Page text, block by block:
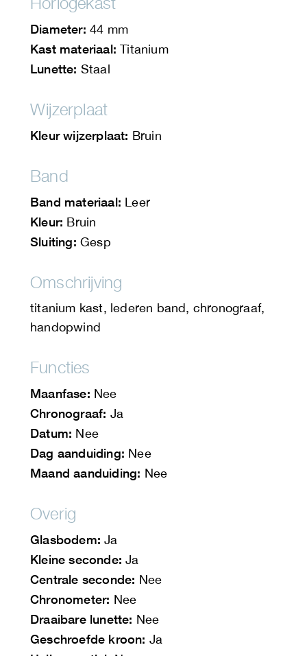
Diameter: 44 mm
Kast materiaal: Titanium
Lunette: Staal
Wijzerplaat
Kleur wijzerplaat: Bruin
Band
Band materiaal: Leer
Kleur: Bruin
Sluiting: Gesp
Omschrijving
titanium kast, lederen band, chronograaf,
handopwind
Functies
Maanfase: Nee
Chronograaf: Ja
Datum: Nee
Dag aanduiding: Nee
Maand aanduiding: Nee
Overig
Glasbodem: Ja
Kleine seconde: Ja
Centrale seconde: Nee
Chronometer: Nee
Draaibare lunette: Nee
Geschroefde kroon: Ja